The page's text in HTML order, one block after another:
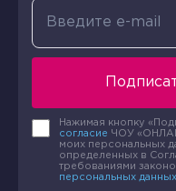
Нажимая кнопку
согласие ЧОУ
моих персональных
определенных в
требованиями
персональных данных